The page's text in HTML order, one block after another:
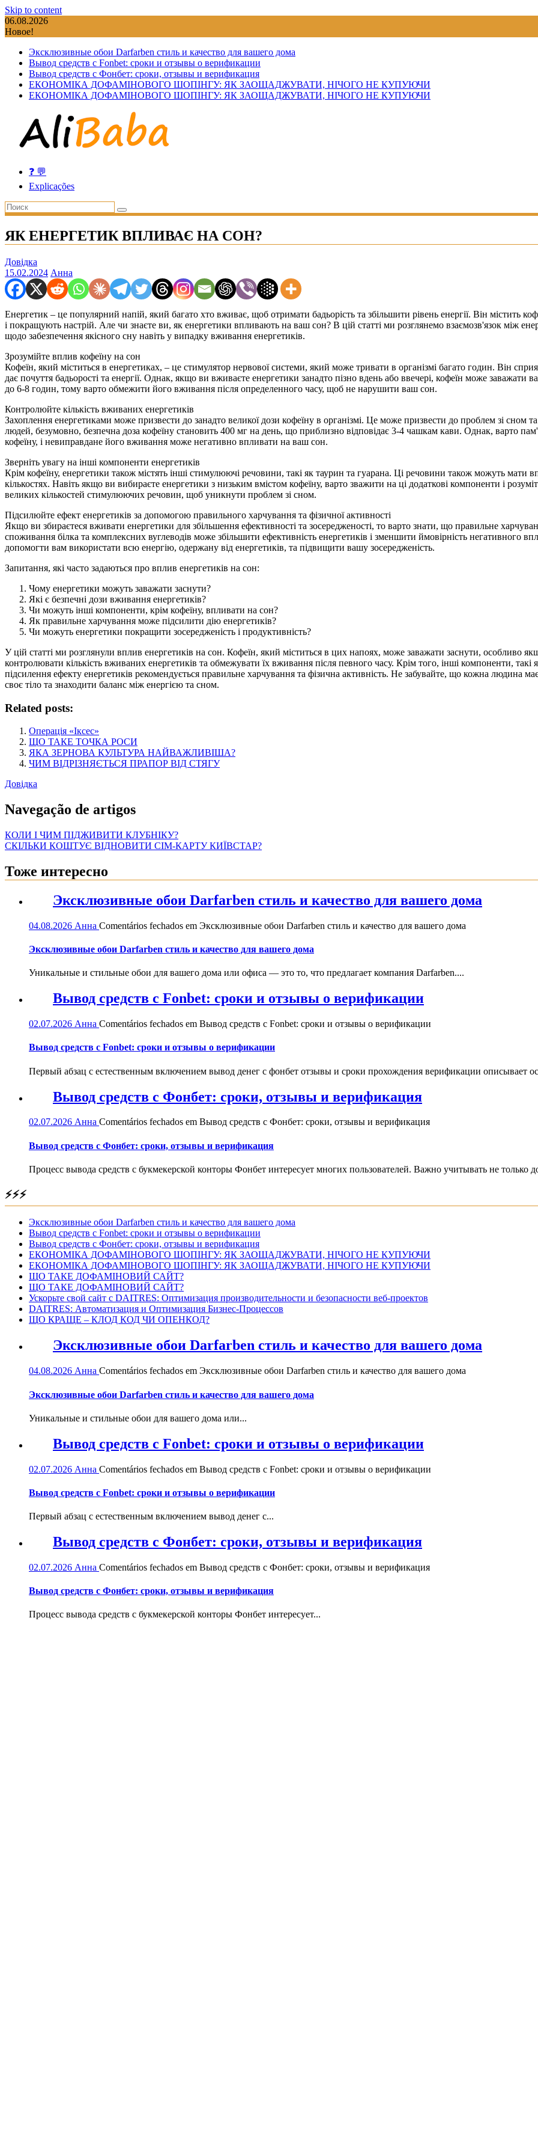
Skip to content
06.08.2026
Новое!
Эксклюзивные обои Darfarben стиль и качество для вашего дома
Вывод средств с Fonbet: сроки и отзывы о верификации
Вывод средств с Фонбет: сроки, отзывы и верификация
ЕКОНОМІКА ДОФАМІНОВОГО ШОПІНГУ: ЯК ЗАОЩАДЖУВАТИ, НІЧОГО НЕ КУПУЮЧИ
ЕКОНОМІКА ДОФАМІНОВОГО ШОПІНГУ: ЯК ЗАОЩАДЖУВАТИ, НІЧОГО НЕ КУПУЮЧИ
❓ 💬
Explicações
ЯК ЕНЕРГЕТИК ВПЛИВАЄ НА СОН?
Довідка
15.02.2024 Анна
Енергетик – це популярний напій, який багато хто вживає, щоб отримати бадьорість та збільшити рівень енергії. Він містить
і покращують настрій. Але чи знаєте ви, як енергетики впливають на ваш сон? В цій статті ми розглянемо взаємозв'язок між
щодо забезпечення якісного сну навіть у випадку вживання енергетиків.
Зрозумійте вплив кофеїну на сон
Кофеїн, який міститься в енергетиках, – це стимулятор нервової системи, який може тривати в організмі багато годин. Він
дає почуття бадьорості та енергії. Однак, якщо ви вживаєте енергетики занадто пізно вдень або ввечері, кофеїн може
до 6-8 годин, тому варто обмежити його вживання після определенного часу, щоб не нарушити ваш сон.
Контролюйте кількість вживаних енергетиків
Захоплення енергетиками може призвести до занадто великої дози кофеїну в організмі. Це може призвести до проблем зі сном
людей, безумовно, безпечна доза кофеїну становить 400 мг на день, що приблизно відповідає 3-4 чашкам кави. Однак, варто
кофеїну, і невиправдане його вживання може негативно впливати на ваш сон.
Зверніть увагу на інші компоненти енергетиків
Крім кофеїну, енергетики також містять інші стимулюючі речовини, такі як таурин та гуарана. Ці речовини також можуть
кількостях. Навіть якщо ви вибираєте енергетики з низьким вмістом кофеїну, варто зважити на ці додаткові компоненти і
великих кількостей стимулюючих речовин, щоб уникнути проблем зі сном.
Підсилюйте ефект енергетиків за допомогою правильного харчування та фізичної активності
Якщо ви збираєтеся вживати енергетики для збільшення ефективності та зосередженості, то варто знати, що правильне
споживання білка та комплексних вуглеводів може збільшити ефективність енергетиків і зменшити ймовірність негативного
допомогти вам використати всю енергію, одержану від енергетиків, та підвищити вашу зосередженість.
Запитання, які часто задаються про вплив енергетиків на сон:
Чому енергетики можуть заважати заснути?
Які є безпечні дози вживання енергетиків?
Чи можуть інші компоненти, крім кофеїну, впливати на сон?
Як правильне харчування може підсилити дію енергетиків?
Чи можуть енергетики покращити зосередженість і продуктивність?
У цій статті ми розглянули вплив енергетиків на сон. Кофеїн, який міститься в цих напоях, може заважати заснути, особливо
контролювати кількість вживаних енергетиків та обмежувати їх вживання після певного часу. Крім того, інші компоненти,
підсилення ефекту енергетиків рекомендується правильне харчування та фізична активність. Не забувайте, що кожна людина
своє тіло та знаходити баланс між енергією та сном.
Related posts:
Операція «Іксес»
ЩО ТАКЕ ТОЧКА РОСИ
ЯКА ЗЕРНОВА КУЛЬТУРА НАЙВАЖЛИВІША?
ЧИМ ВІДРІЗНЯЄТЬСЯ ПРАПОР ВІД СТЯГУ
Довідка
Navegação de artigos
КОЛИ І ЧИМ ПІДЖИВИТИ КЛУБНІКУ?
СКІЛЬКИ КОШТУЄ ВІДНОВИТИ СІМ-КАРТУ КИЇВСТАР?
Тоже интересно
Эксклюзивные обои Darfarben стиль и качество для вашего дома
04.08.2026 Анна Comentários fechados em Эксклюзивные обои Darfarben стиль и качество для вашего дома
Эксклюзивные обои Darfarben стиль и качество для вашего дома
Уникальные и стильные обои для вашего дома или офиса — это то, что предлагает компания Darfarben....
Вывод средств с Fonbet: сроки и отзывы о верификации
02.07.2026 Анна Comentários fechados em Вывод средств с Fonbet: сроки и отзывы о верификации
Вывод средств с Fonbet: сроки и отзывы о верификации
Первый абзац с естественным включением вывод денег с фонбет отзывы и сроки прохождения верификации описывает
Вывод средств с Фонбет: сроки, отзывы и верификация
02.07.2026 Анна Comentários fechados em Вывод средств с Фонбет: сроки, отзывы и верификация
Вывод средств с Фонбет: сроки, отзывы и верификация
Процесс вывода средств с букмекерской конторы Фонбет интересует многих пользователей. Важно учитывать не только
⚡⚡⚡
Эксклюзивные обои Darfarben стиль и качество для вашего дома
Вывод средств с Fonbet: сроки и отзывы о верификации
Вывод средств с Фонбет: сроки, отзывы и верификация
ЕКОНОМІКА ДОФАМІНОВОГО ШОПІНГУ: ЯК ЗАОЩАДЖУВАТИ, НІЧОГО НЕ КУПУЮЧИ
ЕКОНОМІКА ДОФАМІНОВОГО ШОПІНГУ: ЯК ЗАОЩАДЖУВАТИ, НІЧОГО НЕ КУПУЮЧИ
ЩО ТАКЕ ДОФАМІНОВИЙ САЙТ?
ЩО ТАКЕ ДОФАМІНОВИЙ САЙТ?
Ускорьте свой сайт с DAITRES: Оптимизация производительности и безопасности веб-проектов
DAITRES: Автоматизация и Оптимизация Бизнес-Процессов
ЩО КРАЩЕ – КЛОД КОД ЧИ ОПЕНКОД?
Эксклюзивные обои Darfarben стиль и качество для вашего дома
04.08.2026 Анна Comentários fechados em Эксклюзивные обои Darfarben стиль и качество для вашего дома
Эксклюзивные обои Darfarben стиль и качество для вашего дома
Уникальные и стильные обои для вашего дома или...
Вывод средств с Fonbet: сроки и отзывы о верификации
02.07.2026 Анна Comentários fechados em Вывод средств с Fonbet: сроки и отзывы о верификации
Вывод средств с Fonbet: сроки и отзывы о верификации
Первый абзац с естественным включением вывод денег с...
Вывод средств с Фонбет: сроки, отзывы и верификация
02.07.2026 Анна Comentários fechados em Вывод средств с Фонбет: сроки, отзывы и верификация
Вывод средств с Фонбет: сроки, отзывы и верификация
Процесс вывода средств с букмекерской конторы Фонбет интересует...